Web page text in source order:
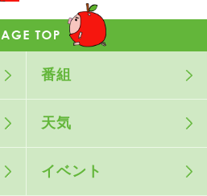
番組
天気
イベント